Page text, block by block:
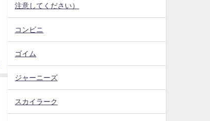
注意してください）
コンビニ
ゴイム
ジャーニーズ
スカイラーク